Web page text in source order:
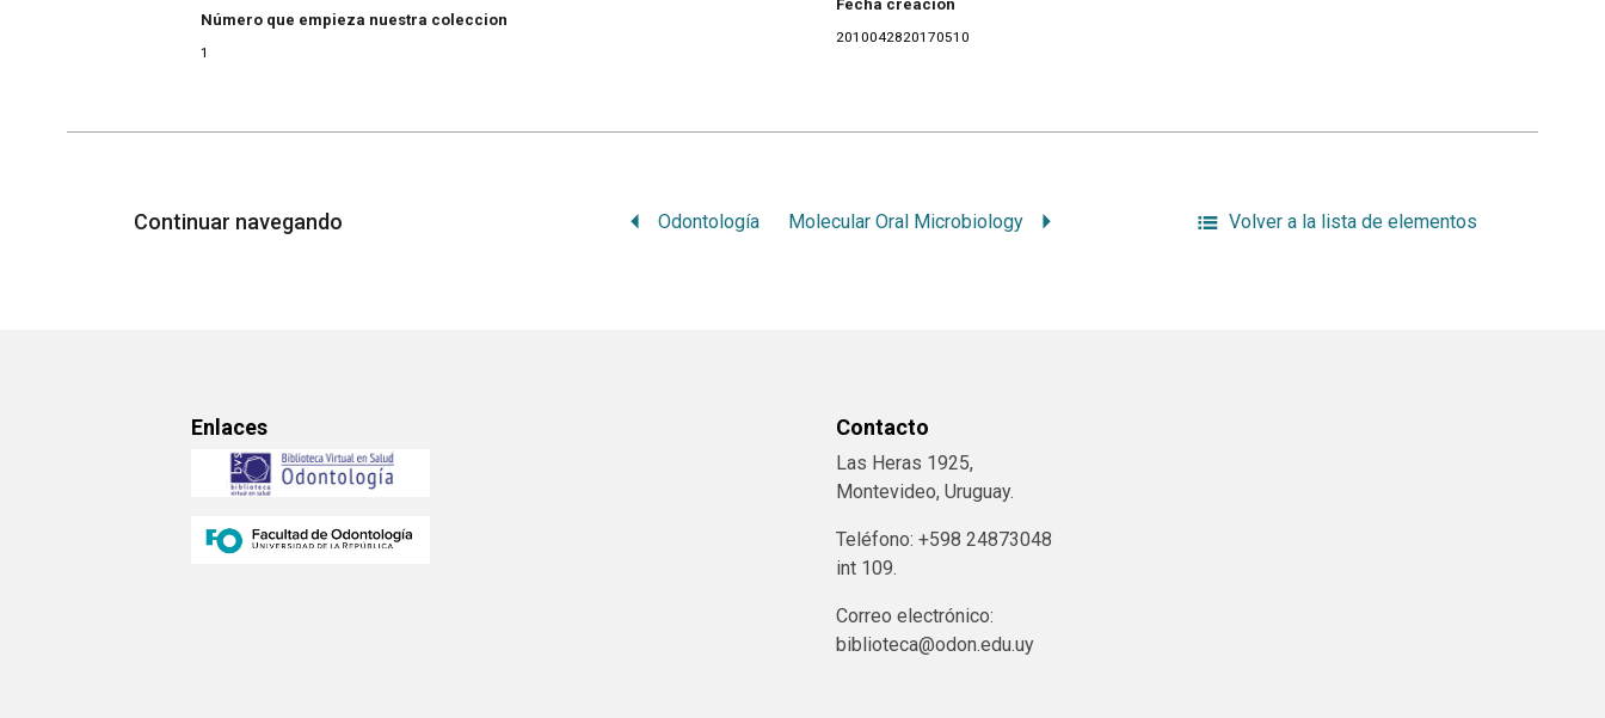
Número que empieza nuestra coleccion
1
Fecha creacion
2010042820170510
Continuar navegando Odontología Molecular Oral Microbiology Volver a la lista de elementos
Enlaces Contacto
Las Heras 1925,
Montevideo, Uruguay.
Teléfono: +598 24873048
int 109.
Correo electrónico:
biblioteca@odon.edu.uy